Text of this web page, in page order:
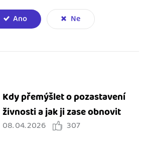
Ano Ne
Kdy přemýšlet o pozastavení
živnosti a jak ji zase obnovit
08. 04. 2026 307